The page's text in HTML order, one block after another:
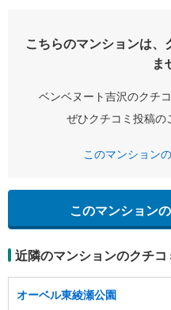
こちらのマンションは
ま
ベンベヌート吉沢のクチ
ぜひクチコミ投稿の
このマンション
このマンション
近隣のマンションのクチコ
オーベル東綾瀬公園